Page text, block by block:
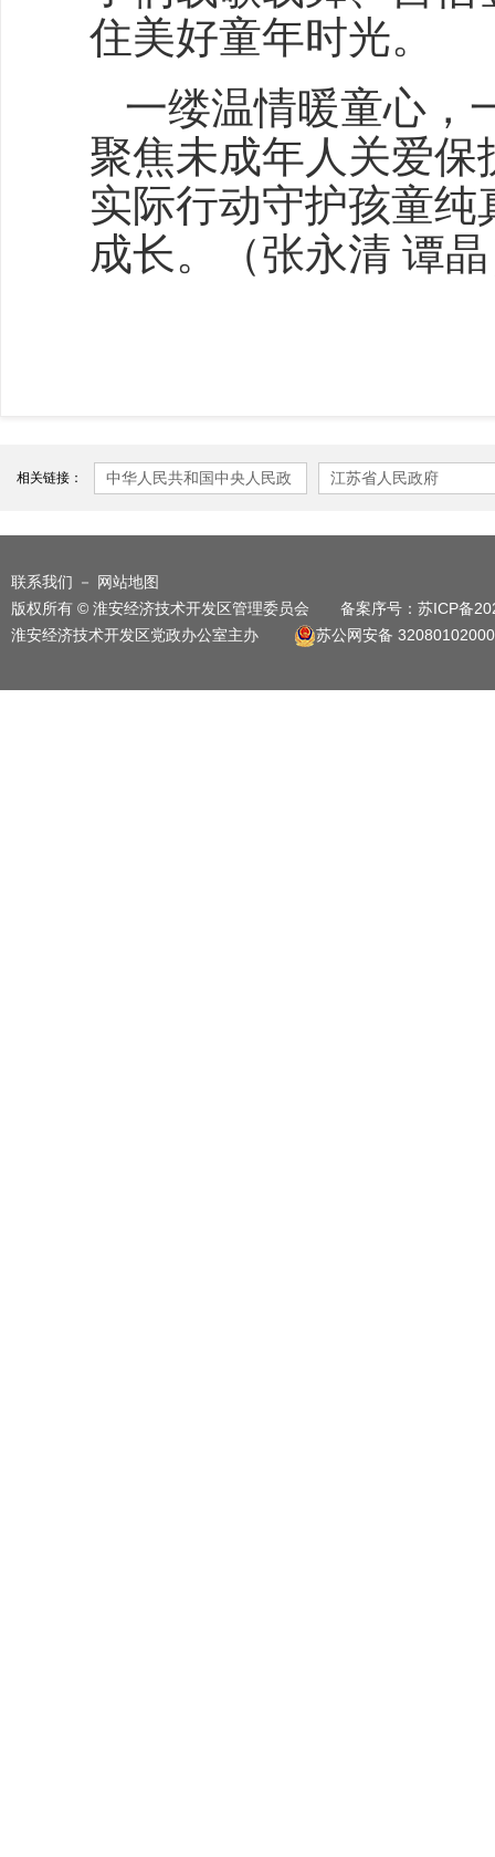
住美好童年时光。
一缕温情暖童心，
聚焦未成年人关爱
实际行动守护孩童
成长。
（张永清 谭
相关链接：
中华人民共和国中央人民政
江苏省人民政府
联系我们 －
网站地图
版权所有 © 淮安经济技术开发区管理委员会 备案序号： 苏ICP备
淮安经济技术开发区党政办公室主办
苏公网安备